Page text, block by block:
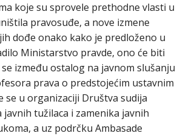
koje su sprovele prethodne vlasti u
pravosuđe, a nove izmene
dođe onako kako je predloženo u
Ministarstvo pravde, ono će biti
između ostalog na javnom slušanju
prava o predstojećim ustavnim
se u organizaciji Društva sudija
javnih tužilaca i zamenika javnih
a uz podrčku Ambasade